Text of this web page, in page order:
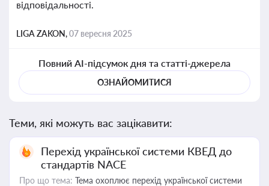
відповідальності.
LIGA ZAKON,07 вересня 2025
Повний AI-підсумок дня та статті-джерела
ОЗНАЙОМИТИСЯ
Теми, які можуть вас зацікавити:
Перехід української системи КВЕД до
стандартів NACE
Про що тема: Тема охоплює перехід української системи